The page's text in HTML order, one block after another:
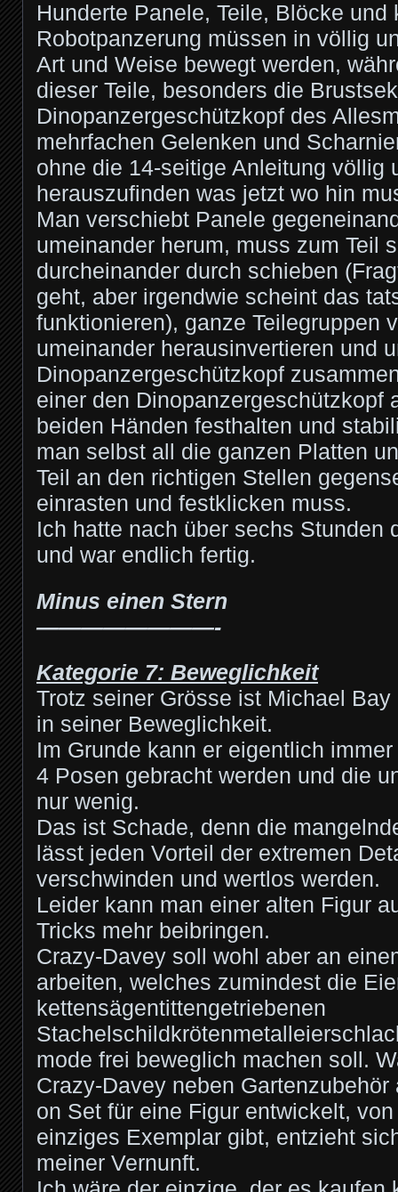
Hunderte Panele, Teile, Blöcke und
Robotpanzerung müssen in völlig
Art und Weise bewegt werden,
dieser Teile, besonders die
Dinopanzergeschützkopf des
mehrfachen Gelenken und
ohne die 14-seitige Anleitung völlig
herauszufinden was jetzt wo hin
Man verschiebt Panele
umeinander herum, muss zum Teil
durcheinander durch schieben
geht, aber irgendwie scheint das
funktionieren), ganze Teilegruppen
umeinander herausinvertieren und
Dinopanzergeschützkopf
einer den Dinopanzergeschützkopf
beiden Händen festhalten und
man selbst all die ganzen Platten
Teil an den richtigen Stellen
einrasten und festklicken muss.
Ich hatte nach über sechs Stunden
und war endlich fertig.
Minus einen Stern
————————-
Kategorie 7: Beweglichkeit
Trotz seiner Grösse ist Michael
in seiner Beweglichkeit.
Im Grunde kann er eigentlich
4 Posen gebracht werden und die
nur wenig.
Das ist Schade, denn die
lässt jeden Vorteil der extremen
verschwinden und wertlos werden.
Leider kann man einer alten Figur
Tricks mehr beibringen.
Crazy-Davey soll wohl aber an
arbeiten, welches zumindest die
kettensägentittengetriebenen
mode frei beweglich machen soll.
Crazy-Davey neben
on Set für eine Figur entwickelt,
einziges Exemplar gibt, entzieht
meiner Vernunft.